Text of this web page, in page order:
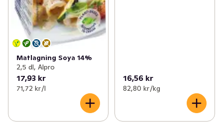
Matlagning Soya 14%
2,5 dl, Alpro
17,93 kr
71,72 kr /l
16,56 kr
82,80 kr /kg